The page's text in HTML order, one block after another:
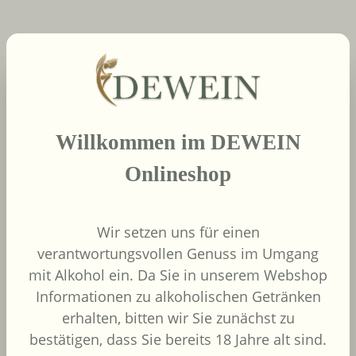
Produktgalerie überspringen
neue Produkte
African Pride Wines
- Forager Red -
Shiraz / Grenache
African Pride Wines
Willkommen im DEWEIN
Onlineshop
Wir setzen uns für einen
verantwortungsvollen Genuss im Umgang
mit Alkohol ein. Da Sie in unserem Webshop
Informationen zu alkoholischen Getränken
erhalten, bitten wir Sie zunächst zu
bestätigen, dass Sie bereits 18 Jahre alt sind.